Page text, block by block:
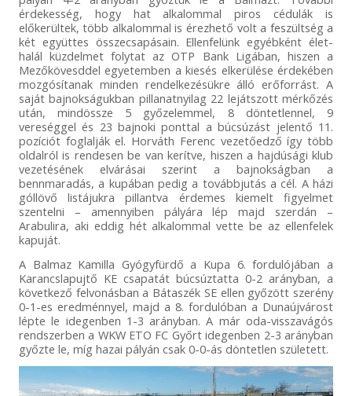
érdekesség, hogy hat alkalommal piros cédulák is
előkerültek, több alkalommal is érezhető volt a feszültség a
két együttes összecsapásain. Ellenfelünk egyébként élet-
halál küzdelmet folytat az OTP Bank Ligában, hiszen a
Mezőkövesddel egyetemben a kiesés elkerülése érdekében
mozgósítanak minden rendelkezésükre álló erőforrást. A
saját bajnokságukban pillanatnyilag 22 lejátszott mérkőzés
után, mindössze 5 győzelemmel, 8 döntetlennel, 9
vereséggel és 23 bajnoki ponttal a búcsúzást jelentő 11.
pozíciót foglalják el. Horváth Ferenc vezetőedző így több
oldalról is rendesen be van kerítve, hiszen a hajdúsági klub
vezetésének elvárásai szerint a bajnokságban a
bennmaradás, a kupában pedig a továbbjutás a cél. A házi
góllövő listájukra pillantva érdemes kiemelt figyelmet
szentelni – amennyiben pályára lép majd szerdán –
Arabulira, aki eddig hét alkalommal vette be az ellenfelek
kapuját.
A Balmaz Kamilla Gyógyfürdő a Kupa 6. fordulójában a
Karancslapujtő KE csapatát búcsúztatta 0-2 arányban, a
következő felvonásban a Bátaszék SE ellen győzött szerény
0-1-es eredménnyel, majd a 8. fordulóban a Dunaújvárost
lépte le idegenben 1-3 arányban. A már oda-visszavágós
rendszerben a WKW ETO FC Győrt idegenben 2-3 arányban
győzte le, míg hazai pályán csak 0-0-ás döntetlen született.